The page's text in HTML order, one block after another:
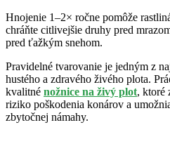
Hnojenie 1–2× ročne pomôže
chráňte citlivejšie druhy pred
pred ťažkým snehom.
Pravidelné tvarovanie je jedným z
hustého a zdravého živého plota.
kvalitné nožnice na živý plot, ktoré
riziko poškodenia konárov a
zbytočnej námahy.